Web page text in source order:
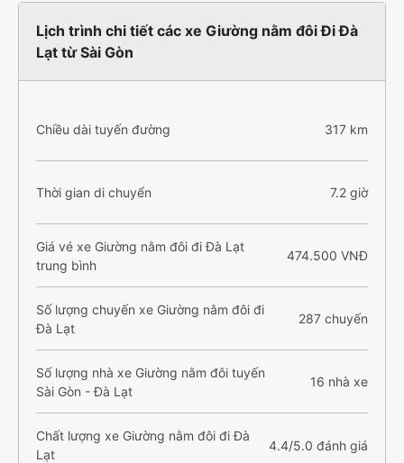
Lịch trình chi tiết các xe Giường nằm đôi Đi Đà
Lạt từ Sài Gòn
Chiều dài tuyến đường 317 km
Thời gian di chuyển 7.2 giờ
Giá vé xe Giường nằm đôi đi Đà Lạt
trung bình
474.500 VNĐ
Số lượng chuyến xe Giường nằm đôi đi
Đà Lạt
287 chuyến
Số lượng nhà xe Giường nằm đôi tuyến
Sài Gòn - Đà Lạt
16 nhà xe
Chất lượng xe Giường nằm đôi đi Đà
Lạt
4.4/5.0 đánh giá